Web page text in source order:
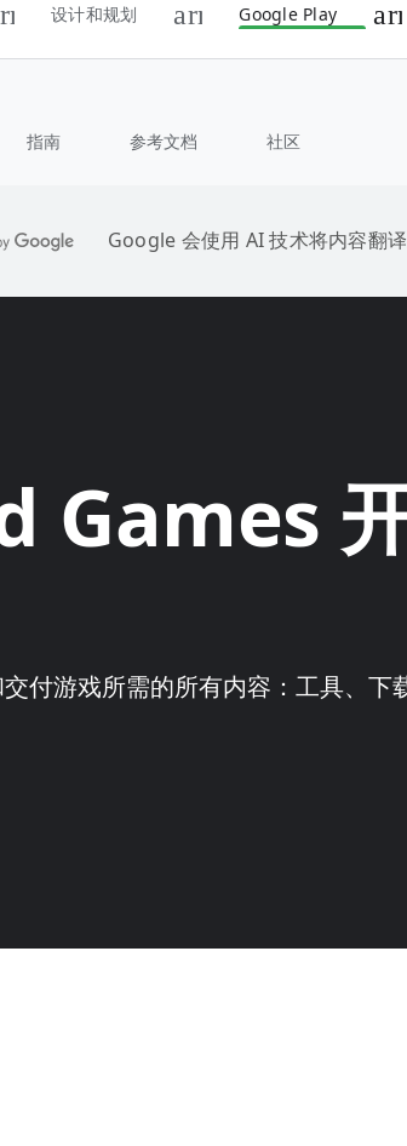
设计和规划 Google Play
指南 参考文档 社区
Google 会使用 AI 技术将内容翻
Games
付游戏所需的所有内容：工具、下